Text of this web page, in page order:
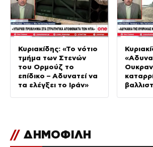
Κυριακίδης: «Το νότιο
τμήμα των Στενών
του Ορμούζ το
επίδικο – Αδυνατεί να
τα ελέγξει το Ιράν»
// ΔΗΜΟΦΙΛΗ